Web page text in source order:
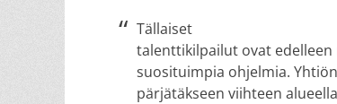
Tällaiset
talenttikilpailut ovat edelleen
suosituimpia ohjelmia.
pärjätäkseen viihteen